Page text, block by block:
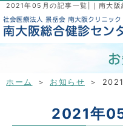
ホーム ＞ お知らせ ＞
2021年